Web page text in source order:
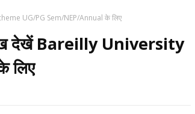
UG/PG Sem/NEP/Annual के लिए
देखें Bareilly University
लिए